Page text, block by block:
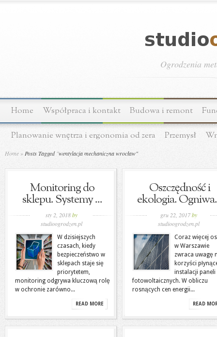
Ogrodzenia
Home Współpraca i kontakt Budowa i remont
Planowanie wnętrza i ergonomia od zera Przemysł
Home » Posts Tagged "wentylacja mechaniczna wrocław"
Monitoring do
sklepu. Systemy ...
sty 2, 2018by
studioogrodzen.pl
W dzisiejszych
czasach, kiedy
bezpieczeństwo w
sklepach staje się
priorytetem,
monitoring odgrywa kluczową rolę
w ochronie zarówno...
READ MORE
Oszczędność i
ekologia.
gru 22, 2017by
studioogrodzen.pl
Coraz więcej
w Warszawie
zwraca uwagę
korzyści
instalacji paneli
fotowoltaicznych. W obliczu
rosnących cen energii...
READ